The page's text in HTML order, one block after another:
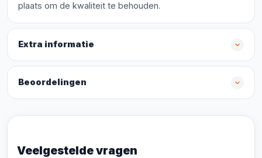
plaats om de kwaliteit te behouden.
Extra informatie
Beoordelingen
Veelgestelde vragen